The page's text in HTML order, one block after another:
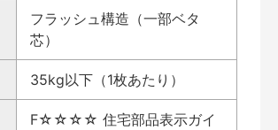
フラッシュ構造（一部ベタ
芯）
35kg以下（1枚あたり）
F☆☆☆☆ 住宅部品表示ガイ